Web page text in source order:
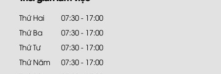
Thứ Hai
07:30 - 17:00
Thứ Ba
07:30 - 17:00
Thứ Tư
07:30 - 17:00
Thứ Năm
07:30 - 17:00
Thứ Sáu
07:30 - 17:00